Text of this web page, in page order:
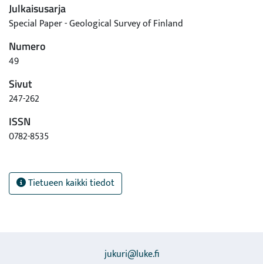
Julkaisusarja
Special Paper - Geological Survey of Finland
Numero
49
Sivut
247-262
ISSN
0782-8535
Tietueen kaikki tiedot
jukuri@luke.fi